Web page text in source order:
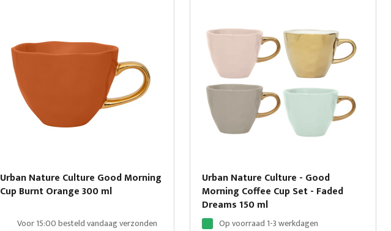
Urban Nature Culture Good Morning
Cup Burnt Orange 300 ml
Voor 15:00 besteld vandaag verzonden
Urban Nature Culture - Good
Morning Coffee Cup Set - Faded
Dreams 150 ml
Op voorraad 1-3 werkdagen